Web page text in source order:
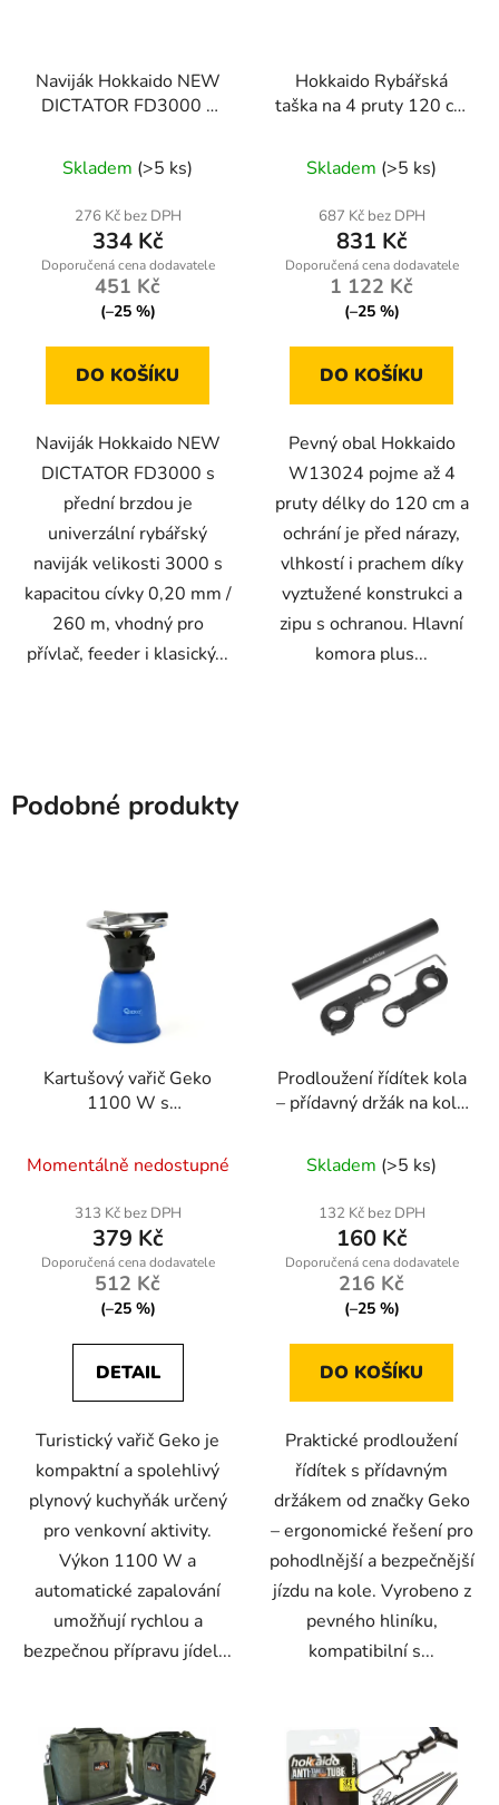
Naviják Hokkaido NEW
DICTATOR FD3000 s
náhradní cívkou
Skladem (>5 ks)
276 Kč bez DPH
334 Kč
451 Kč
(–25 %)
DO KOŠÍKU
Naviják Hokkaido NEW
DICTATOR FD3000 s
přední brzdou je
univerzální rybářský
naviják velikosti 3000 s
kapacitou cívky 0,20 mm /
260 m, vhodný pro
přívlač, feeder i klasický...
Hokkaido Rybářská
taška na 4 pruty 120 cm
Skladem (>5 ks)
687 Kč bez DPH
831 Kč
1 122 Kč
(–25 %)
DO KOŠÍKU
Pevný obal Hokkaido
W13024 pojme až 4
pruty délky do 120 cm a
ochrání je před nárazy,
vlhkostí i prachem díky
vyztužené konstrukci a
zipu s ochranou. Hlavní
komora plus...
Podobné produkty
Kartušový vařič Geko
1100 W s
Momentálně nedostupné
313 Kč bez DPH
379 Kč
512 Kč
(–25 %)
DETAIL
Turistický vařič Geko je
kompaktní a spolehlivý
plynový kuchyňák určený
pro venkovní aktivity.
Výkon 1100 W a
automatické zapalování
umožňují rychlou a
bezpečnou přípravu jídel...
Prodloužení řídítek kola
– přídavný držák na kolo
Skladem (>5 ks)
132 Kč bez DPH
160 Kč
216 Kč
(–25 %)
DO KOŠÍKU
Praktické prodloužení
řídítek s přídavným
držákem od značky Geko
– ergonomické řešení pro
pohodlnější a bezpečnější
jízdu na kole. Vyrobeno z
pevného hliníku,
kompatibilní s...